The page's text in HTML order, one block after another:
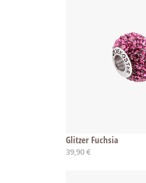
Glitzer Fuchsia
39,90 €